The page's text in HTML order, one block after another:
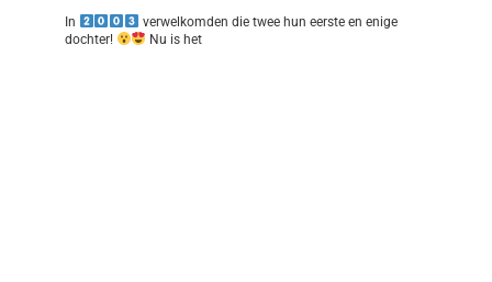
In
verwelkomden die twee hun eerste en enige
dochter!
Nu is het